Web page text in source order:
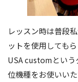
レッスン時は普段
ットを使用しても
USA customとい
位機種をお使いい